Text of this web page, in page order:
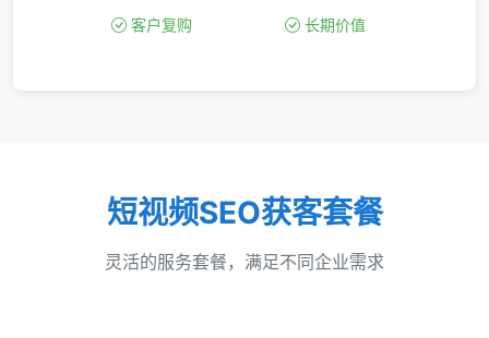
客户复购
长期价值
短视频SEO获客套餐
灵活的服务套餐，满足不同企业需求